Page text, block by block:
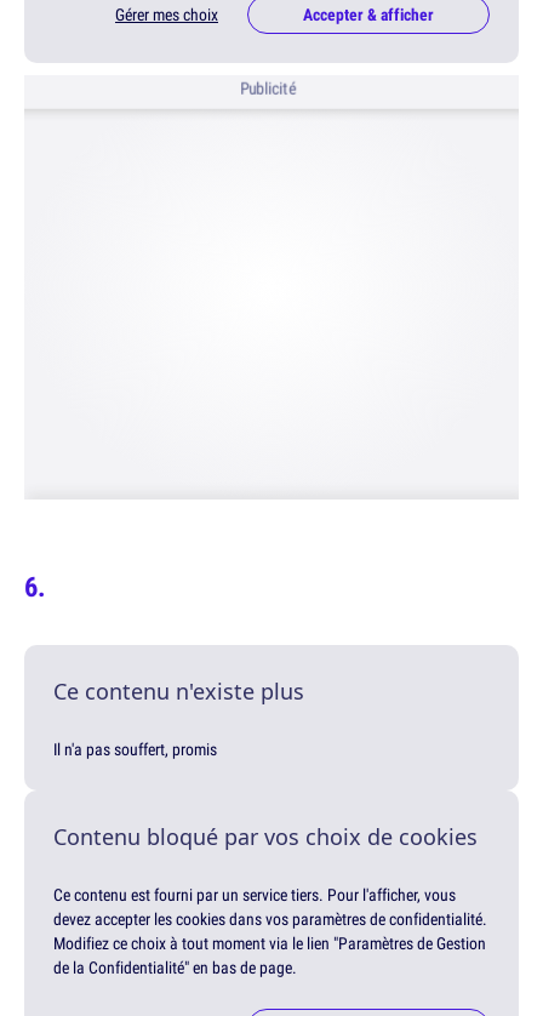
Gérer mes choix Accepter & afficher
Publicité
Ce contenu n'existe plus
Il n'a pas souffert, promis
Contenu bloqué par vos choix de cookies
Ce contenu est fourni par un service tiers. Pour l'afficher, vous
devez accepter les cookies dans vos paramètres de confidentialité.
Modifiez ce choix à tout moment via le lien "Paramètres de Gestion
de la Confidentialité" en bas de page.